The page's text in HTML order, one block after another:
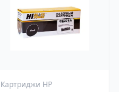
Картриджи HP